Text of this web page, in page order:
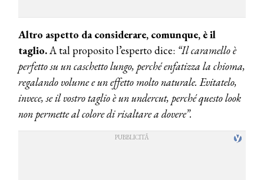
Altro aspetto da considerare, comunque, è il
taglio.A tal proposito l’esperto dice: “Il caramello è
perfetto su un caschetto lungo, perché enfatizza la chioma,
regalando volume e un effetto molto naturale. Evitatelo,
invece, se il vostro taglio è un undercut, perché questo look
non permette al colore di risaltare a dovere”.